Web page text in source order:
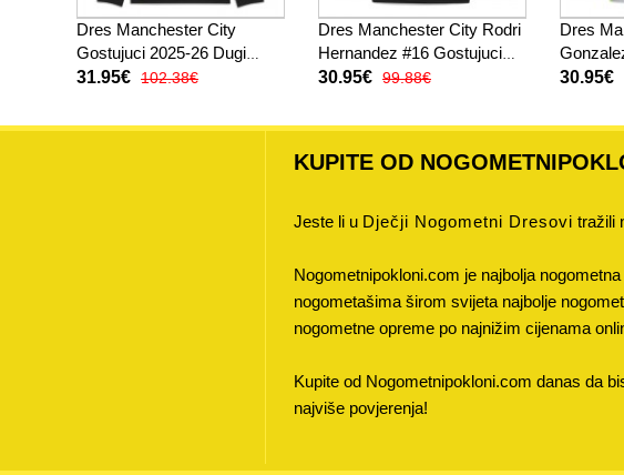
Dres Manchester City
Gostujuci 2025-26 Dugi
Rukav
31.95€ 102.38€
Dres Manchester City Rodri
Hernandez #16 Gostujuci
2025-26 Kratak Rukav
30.95€ 99.88€
Dres
2025-26
30.95€
KUPITE OD
Jeste li u Dječji Nogometni Dresovi tražili
Nogometnipokloni.com je najbolja
nogometašima širom svijeta najbolje
nogometne opreme po najnižim cijenama
Kupite od Nogometnipokloni.com danas da
najviše povjerenja!